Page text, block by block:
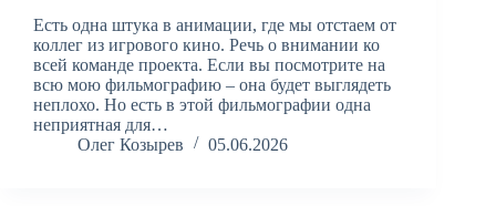
Есть одна штука в анимации, где мы отстаем от
коллег из игрового кино. Речь о внимании ко
всей команде проекта. Если вы посмотрите на
всю мою фильмографию – она будет выглядеть
неплохо. Но есть в этой фильмографии одна
неприятная для…
Олег Козырев
05.06.2026